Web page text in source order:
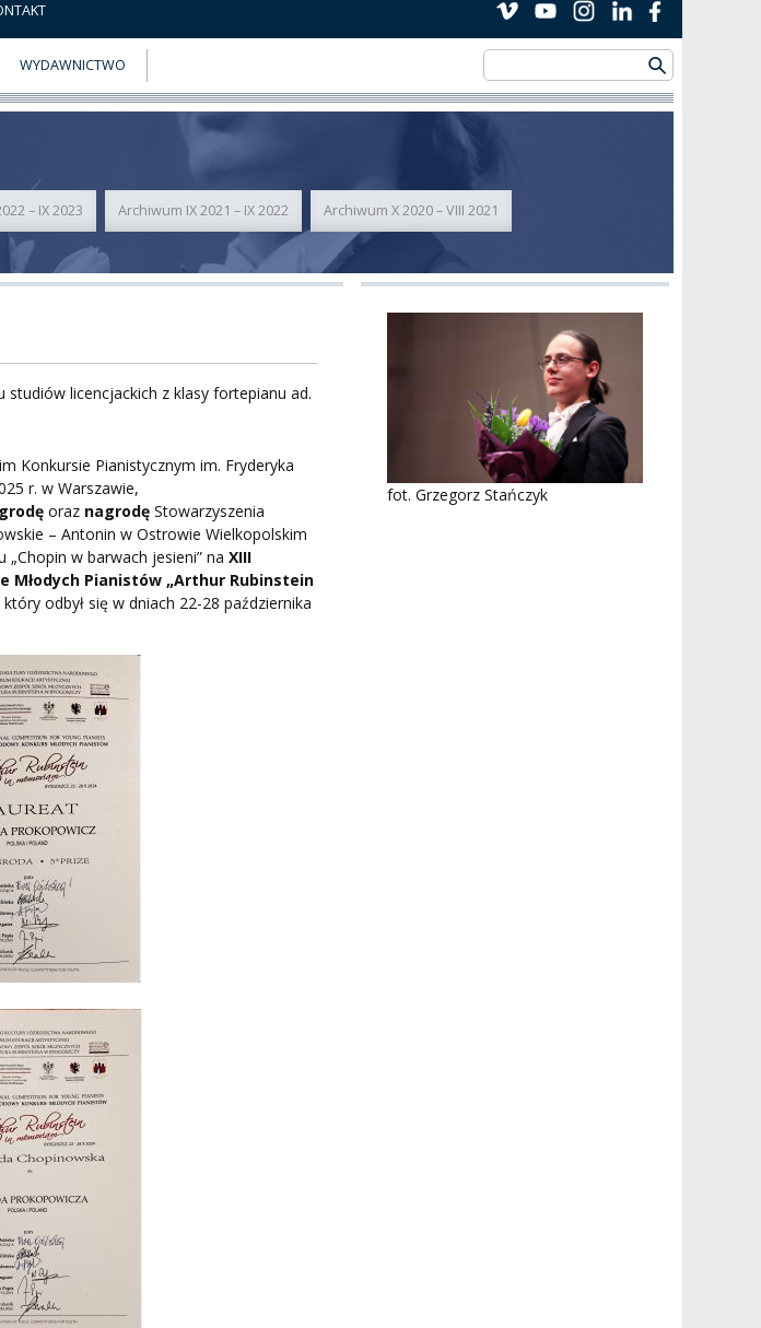
WYDAWNICTWO
– IX 2023 Archiwum IX 2021 – IX 2022 Archiwum X 2020 – VIII 2021
fot. Grzegorz Stańczyk
studiów licencjackich z klasy fortepianu ad.
Konkursie Pianistycznym im. Fryderyka
r. w Warszawie,
oraz nagrodęStowarzyszenia
– Antonin w Ostrowie Wielkopolskim
„Chopin w barwach jesieni” naXIII
Młodych Pianistów „Arthur Rubinstein
odbył się w dniach 22-28 października